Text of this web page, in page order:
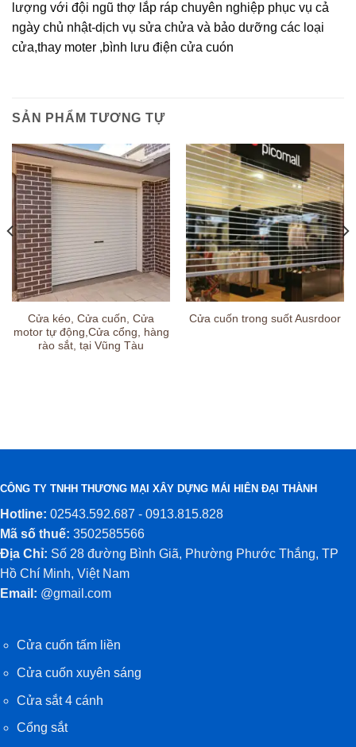
lượng với đội ngũ thợ lắp ráp chuyên nghiệp phục vụ cả
ngày chủ nhật-dịch vụ sửa chửa và bảo dưỡng các loại
cửa,thay moter ,bình lưu điện cửa cuón
SẢN PHẨM TƯƠNG TỰ
Cửa kéo, Cửa cuốn, Cửa
motor tự động,Cửa cổng, hàng
rào sắt, tại Vũng Tàu
Cửa cuốn trong suốt Ausrdoor
CÔNG TY TNHH THƯƠNG MẠI XÂY DỰNG MÁI HIÊN ĐẠI THÀNH
Hotline: 02543.592.687 - 0913.815.828
Mã số thuế: 3502585566
Địa Chỉ: Số 28 đường Bình Giã, Phường Phước Thắng, TP
Hồ Chí Minh, Việt Nam
Email: @gmail.com
Cửa cuốn tấm liền
Cửa cuốn xuyên sáng
Cửa sắt 4 cánh
Cổng sắt